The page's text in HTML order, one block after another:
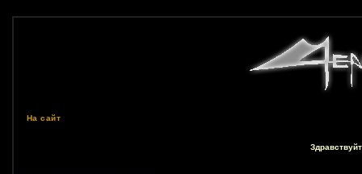
На сайт